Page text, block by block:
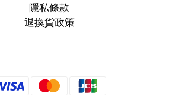
隱私條款
退換貨政策